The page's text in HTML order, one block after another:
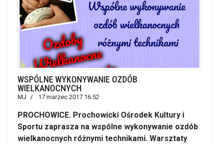
WSPÓLNE WYKONYWANIE OZDÓB
WIELKANOCNYCH
MJ 17 marzec 2017 16:52
PROCHOWICE. Prochowicki Ośrodek Kultury i
Sportu zaprasza na wspólne wykonywanie ozdób
wielkanocnych różnymi technikami. Warsztaty